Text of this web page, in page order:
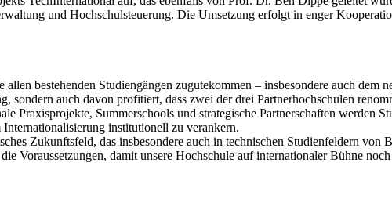
und Hochschulsteuerung. Die Umsetzung erfolgt in enger
bestehenden Studiengängen zugutekommen – insbesondere auch dem
auch davon profitiert, dass zwei der drei Partnerhochschulen
Summerschools und strategische Partnerschaften werden
institutionell zu verankern.
Zukunftsfeld, das insbesondere auch in technischen Studienfeldern
Voraussetzungen, damit unsere Hochschule auf internationaler Bühne